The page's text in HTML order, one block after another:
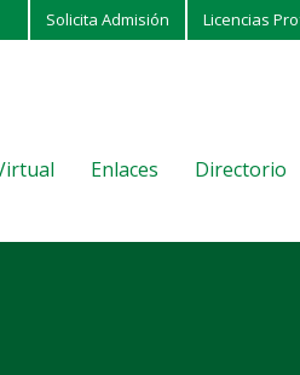
Solicita Admisión Licencias
Enlaces Directorio